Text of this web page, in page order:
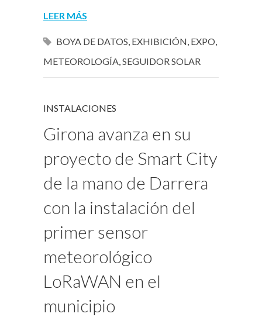
LEER MÁS
BOYA DE DATOS, EXHIBICIÓN, EXPO,
METEOROLOGÍA,SEGUIDOR SOLAR
INSTALACIONES
Girona avanza en su
proyecto de Smart City
de la mano de Darrera
con la instalación del
primer sensor
meteorológico
LoRaWAN en el
municipio